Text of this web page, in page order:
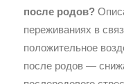
после родов?
переживаниях в
положительное
после родов —